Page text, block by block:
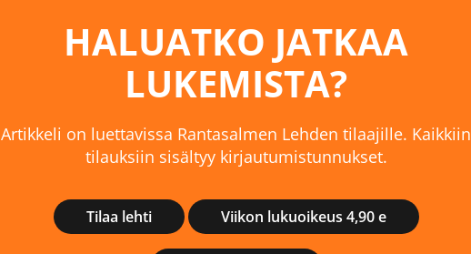
HALUATKO JATKAA
LUKEMISTA?
Artikkeli on luettavissa Rantasalmen Lehden tilaajille. Kaikkiin
tilauksiin sisältyy kirjautumistunnukset.
Tilaa lehti Viikon lukuoikeus 4,90 e